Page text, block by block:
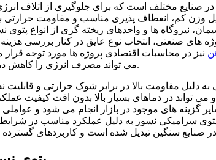
صنایع مختلف است که برای جلوگیری از اتلاف
وزن کم، انعطاف پذیری مناسب و مقاومت حرارتی
نیروگاه ها و واحدهای ریخته گری از انواع پتوی
های صنعتی، انتخاب نوع عایق در کنار بررسی
نیز در محاسبات اقتصادی پروژه ها مورد توجه
می تواند مصرف انرژی را کاهش دهد و عمر تجهیزات را افزایش دهد.
به دلیل مقاومت بالا در برابر شوک حرارتی و
تواند در دماهای بسیار بالا بدون افت کیفیت
گزینه های موجود در بازار انجام می شود و عواملی
سرامیکی نسوز به دلیل عملکرد مناسب در